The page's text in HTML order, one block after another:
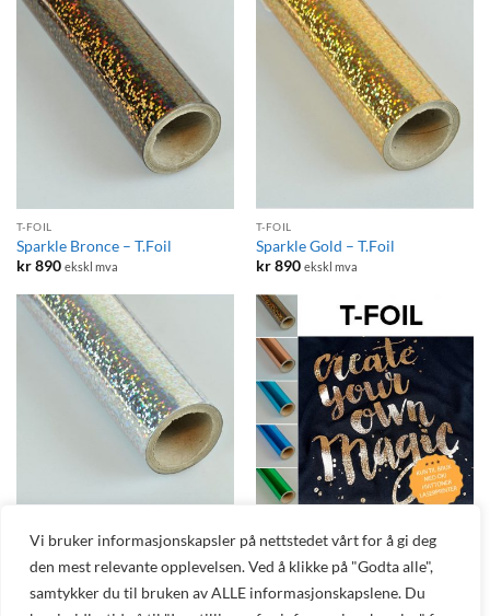
Vi bruker informasjonskapsler på nettstedet vårt for å gi deg
den mest relevante opplevelsen. Ved å klikke på "Godta alle",
samtykker du til bruken av ALLE informasjonskapslene. Du
T-FOIL
Sparkle Bronce – T.Foil
kr890 ekskl mva
T-FOIL
Sparkle Gold – T.Foil
kr890 ekskl mva
Sparkle Silver – T.Foil
kr890 ekskl mva
T.Foil – Effektfolie til bruk med
T.One
kr890 ekskl mva